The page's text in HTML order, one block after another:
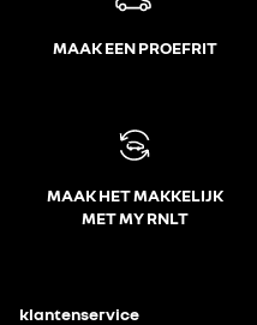
MAAK EEN PROEFRIT
MAAK HET MAKKELIJK
MET MY RNLT
klantenservice